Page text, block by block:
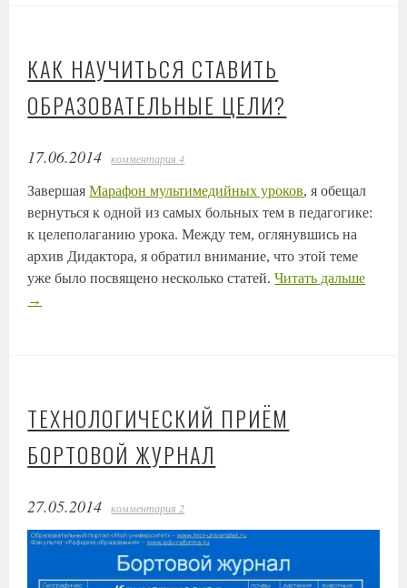
КАК НАУЧИТЬСЯ СТАВИТЬ
ОБРАЗОВАТЕЛЬНЫЕ ЦЕЛИ?
17.06.2014 комментария 4
ЗавершаяМарафон мультимедийных уроков, я обещал
вернуться к одной из самых больных тем в педагогике:
к целеполаганию урока. Между тем, оглянувшись на
архив Дидактора, я обратил внимание, что этой теме
уже было посвящено несколько статей.Читать дальше
→
ТЕХНОЛОГИЧЕСКИЙ ПРИЁМ
БОРТОВОЙ ЖУРНАЛ
27.05.2014 комментария 2